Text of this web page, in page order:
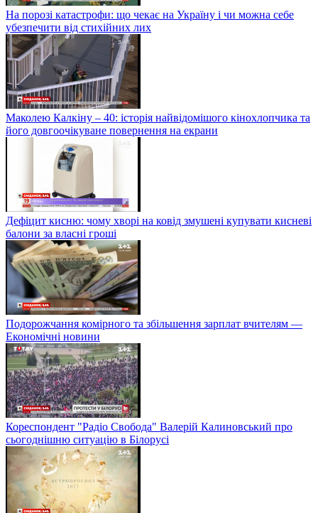
На порозі катастрофи: що чекає на Україну і чи можна себе
убезпечити від стихійних лих
Маколею Калкіну – 40: історія найвідомішого кінохлопчика та
його довгоочікуване повернення на екрани
Дефіцит кисню: чому хворі на ковід змушені купувати кисневі
балони за власні гроші
Подорожчання комірного та збільшення зарплат вчителям —
Економічні новини
Кореспондент "Радіо Свобода" Валерій Калиновський про
сьогоднішню ситуацію в Білорусі